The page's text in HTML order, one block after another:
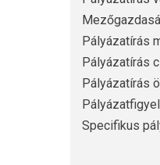
Pályázatírás
Pályázatírás
Pályázatírás
Specifikus